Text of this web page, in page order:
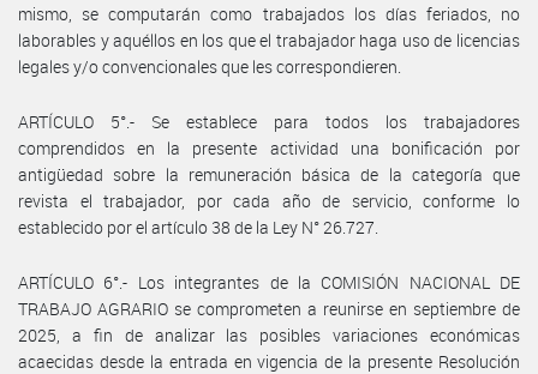
mismo, se computarán como trabajados los días feriados, no
laborables y aquéllos en los que el trabajador haga uso de licencias
legales y/o convencionales que les correspondieren.
ARTÍCULO 5°.- Se establece para todos los trabajadores
comprendidos en la presente actividad una bonificación por
antigüedad sobre la remuneración básica de la categoría que
revista el trabajador, por cada año de servicio, conforme lo
establecido por el artículo 38 de la Ley N° 26.727.
ARTÍCULO 6°.- Los integrantes de la COMISIÓN NACIONAL DE
TRABAJO AGRARIO se comprometen a reunirse en septiembre de
2025, a fin de analizar las posibles variaciones económicas
acaecidas desde la entrada en vigencia de la presente Resolución